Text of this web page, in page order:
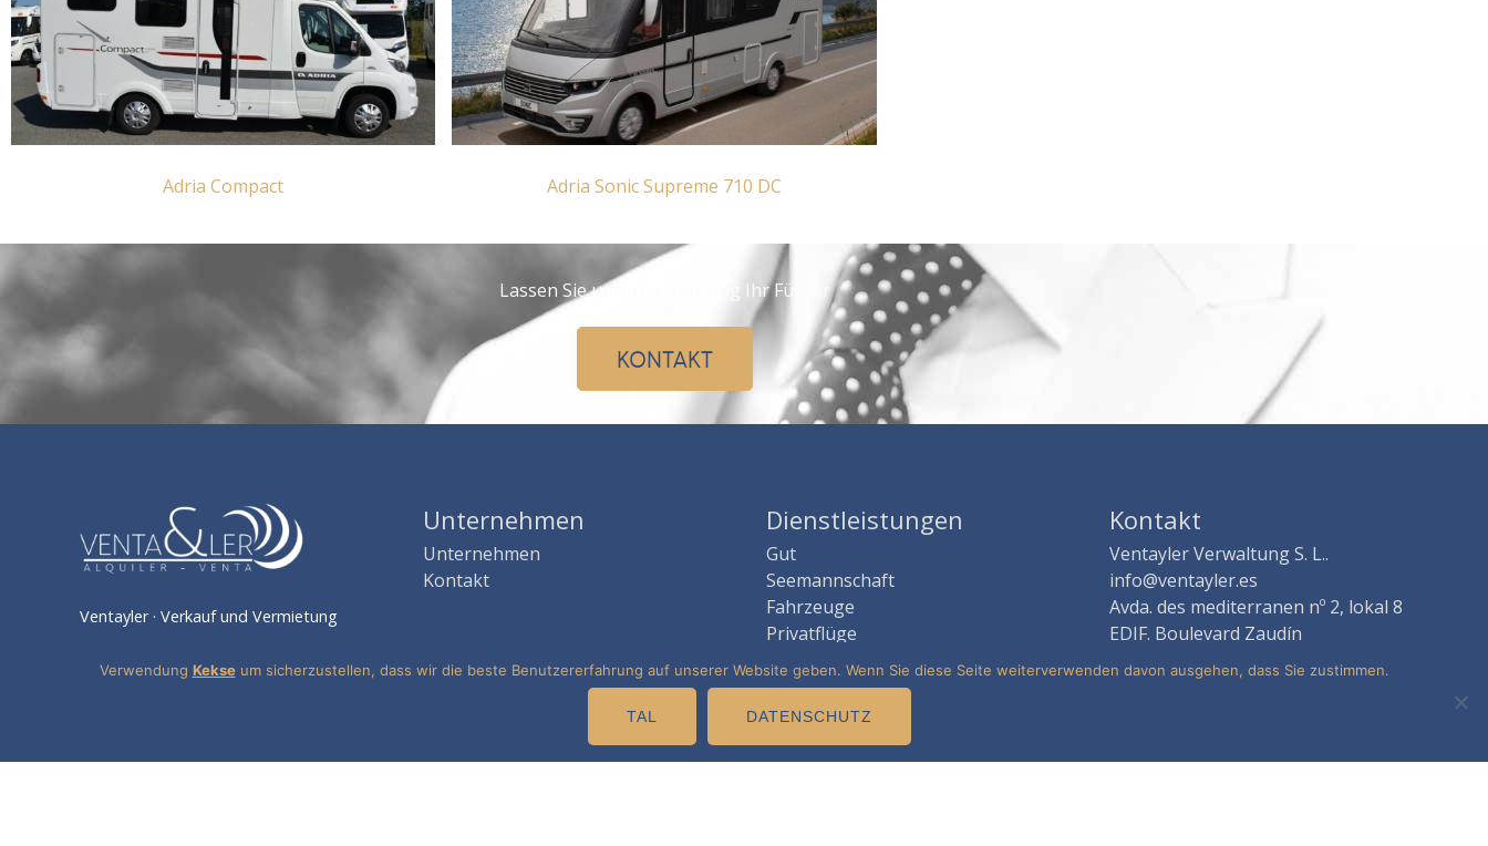
Adria Compact Adria Sonic Supreme 710 DC
Lassen Sie unsere Erfahrung Ihr Führer
KONTAKT
Ventayler · Verkauf und Vermietung
Unternehmen
Unternehmen
Kontakt
Dienstleistungen
Gut
Seemannschaft
Fahrzeuge
Privatflüge
Erfahrungen
Kontakt
Ventayler Verwaltung S. L..
info@ventayler.es
Avda. des mediterranen nº 2, lokal 8
EDIF. Boulevard Zaudín
41940 Nehmen Sie -sevilla-
Verwendung Kekseum sicherzustellen, dass wir die beste Benutzererfahrung auf unserer Website geben. Wenn Sie diese Seite weiterverwenden davon ausgehen, dass Sie zustimmen.
TAL DATENSCHUTZ